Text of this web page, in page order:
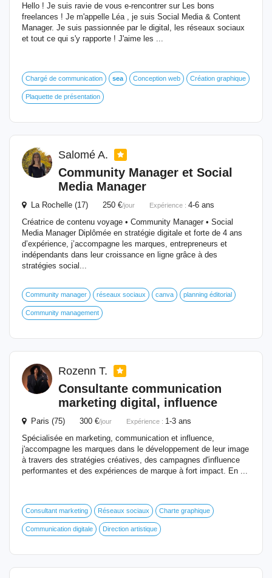
Hello ! Je suis ravie de vous e-rencontrer sur Les bons
freelances ! Je m'appelle Léa , je suis Social Media & Content
Manager. Je suis passionnée par le digital, les réseaux sociaux
et tout ce qui s'y rapporte ! J'aime les ...
Chargé de communication sea Conception web Création graphique
Plaquette de présentation
Salomé A.
Community Manager et Social
Media Manager
La Rochelle (17) 250 €/jour Expérience : 4-6 ans
Créatrice de contenu voyage • Community Manager • Social
Media Manager Diplômée en stratégie digitale et forte de 4 ans
d’expérience, j’accompagne les marques, entrepreneurs et
indépendants dans leur croissance en ligne grâce à des
stratégies social...
Community manager réseaux sociaux canva planning éditorial
Community management
Rozenn T.
Consultante communication
marketing digital, influence
Paris (75) 300 €/jour Expérience : 1-3 ans
Spécialisée en marketing, communication et influence,
j'accompagne les marques dans le développement de leur image
à travers des stratégies créatives, des campagnes d'influence
performantes et des expériences de marque à fort impact. En ...
Consultant marketing Réseaux sociaux Charte graphique
Communication digitale Direction artistique